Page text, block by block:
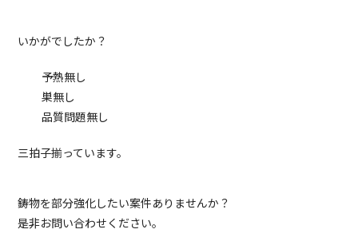
いかがでしたか？
予熱無し
巣無し
品質問題無し
三拍子揃っています。
鋳物を部分強化したい案件ありませんか？
是非お問い合わせください。